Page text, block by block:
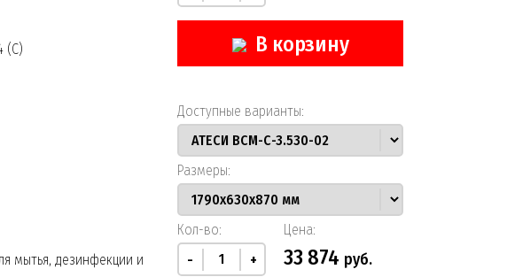
(С)
В корзину
мытья, дезинфекции и
Доступные варианты:
Размеры:
Кол-во:
-
+
Цена:
33 874 руб.